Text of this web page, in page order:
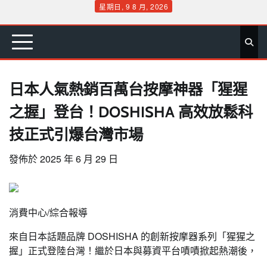
content
星期日, 9 8 月, 2026
首 要 娛 生 社 文 公 運 旅 政 地 專
日本人氣熱銷百萬台按摩神器「猩猩
之握」登台！DOSHISHA 高效放鬆科
技正式引爆台灣市場
發佈於2025 年 6 月 29 日
消費中心/綜合報導
來自日本話題品牌 DOSHISHA 的創新按摩器系列「猩猩之
握」正式登陸台灣！繼於日本與募資平台嘖嘖掀起熱潮後，